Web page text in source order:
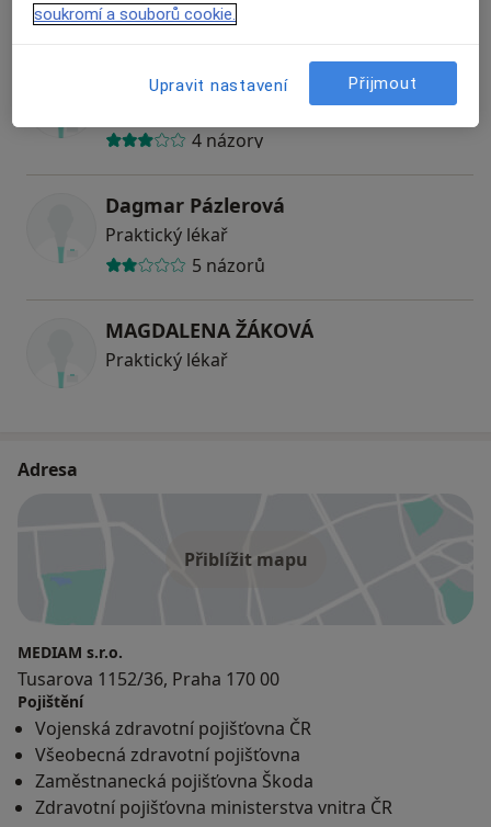
1 názor
MUDr. Anna Ublová
4 názory
Dagmar Pázlerová
Praktický lékař
5 názorů
MAGDALENA ŽÁKOVÁ
Praktický lékař
Adresa
Přiblížit mapu
MEDIAM s.r.o.
Tusarova 1152/36, Praha 170 00
Pojištění
Vojenská zdravotní pojišťovna ČR
Všeobecná zdravotní pojišťovna
Zaměstnanecká pojišťovna Škoda
Zdravotní pojišťovna ministerstva vnitra ČR
soukromí a souborů cookie.
Upravit nastavení Přijmout